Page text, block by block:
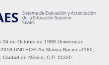
de Octubre de 1988 Universidad
UNITEC®. Av. Marina Nacional 180,
Ciudad de México, C.P. 11320.